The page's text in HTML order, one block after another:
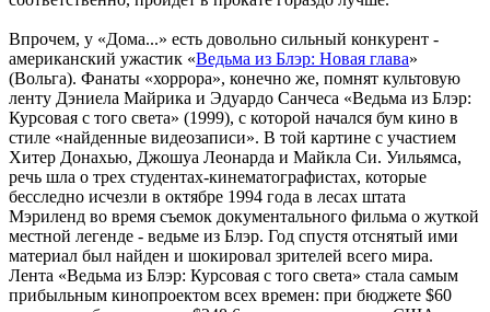
Впрочем, у «Дома...» есть довольно сильный конкурент -
американский ужастик «Ведьма из Блэр: Новая глава»
(Вольга). Фанаты «хоррора», конечно же, помнят культовую
ленту Дэниела Майрика и Эдуардо Санчеса «Ведьма из Блэр:
Курсовая с того света» (1999), с которой начался бум кино в
стиле «найденные видеозаписи». В той картине с участием
Хитер Донахью, Джошуа Леонарда и Майкла Си. Уильямса,
речь шла о трех студентах-кинематографистах, которые
бесследно исчезли в октябре 1994 года в лесах штата
Мэриленд во время съемок документального фильма о жуткой
местной легенде - ведьме из Блэр. Год спустя отснятый ими
материал был найден и шокировал зрителей всего мира.
Лента «Ведьма из Блэр: Курсовая с того света» стала самым
прибыльным кинопроектом всех времен: при бюджете $60